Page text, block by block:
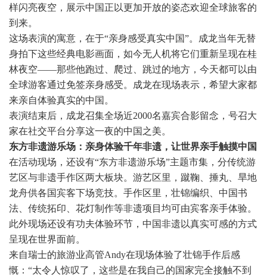
样闪亮夜空，展示中国正以更加开放的姿态欢迎全球旅客的
到来。
这场表演的寓意，在于“亲身感受真实中国”。成龙当年无替
身拍下这些经典电影画面，如今无人机将它们重新呈现在桂
林夜空——那些他跑过、爬过、跳过的地方，今天都可以由
全球游客通过免签亲身感受。成龙在现场表示，希望大家都
来亲自体验真实的中国。
表演结束后，成龙召集全场近2000名嘉宾合影留念，号召大
家在社交平台分享这一夜的中国之美。
东方非遗游乐场：亲身体验千年非遗，让世界亲手触摸中国
在活动现场，还设有“东方非遗游乐场”主题市集，分传统游
艺区与非遗手作区两大板块。游艺区里，蹴鞠、捶丸、旱地
龙舟供各国宾客下场竞技。手作区里，壮锦编织、中国书
法、传统拓印、花灯制作等非遗项目均可由宾客亲手体验。
此外现场还设有功夫体验环节，中国非遗以真实可感的方式
呈现在世界面前。
来自瑞士的旅游业高管Andy在现场体验了壮锦手作后感
慨：“太令人惊叹了，这些是在我自己的国家完全接触不到